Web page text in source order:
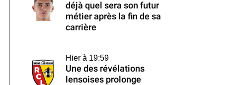
déjà quel sera son futur
métier après la fin de sa
carrière
Hier à 19:59
Une des révélations
lensoises prolonge